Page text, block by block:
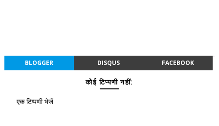
BLOGGER DISQUS FACEBOOK
कोई टिप्पणी नहीं:
एक टिप्पणी भेजें